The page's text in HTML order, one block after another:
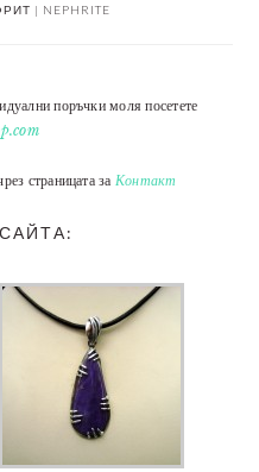
| NEPHRITE
поръчки моля посетете
страницата за Контакт